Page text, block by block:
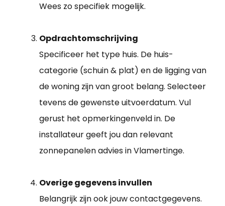
Wees zo specifiek mogelijk.
Opdrachtomschrijving
Specificeer het type huis. De huis-
categorie (schuin & plat) en de ligging van
de woning zijn van groot belang. Selecteer
tevens de gewenste uitvoerdatum. Vul
gerust het opmerkingenveld in. De
installateur geeft jou dan relevant
zonnepanelen advies in Vlamertinge.
Overige gegevens invullen
Belangrijk zijn ook jouw contactgegevens.